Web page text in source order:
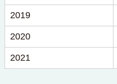
2019
2020
2021